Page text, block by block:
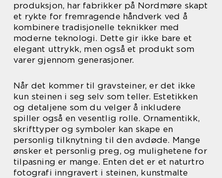
produksjon, har fabrikker på Nordmøre skapt
et rykte for fremragende håndverk ved å
kombinere tradisjonelle teknikker med
moderne teknologi. Dette gir ikke bare et
elegant uttrykk, men også et produkt som
varer gjennom generasjoner.
Når det kommer til gravsteiner, er det ikke
kun steinen i seg selv som teller. Estetikken
og detaljene som du velger å inkludere
spiller også en vesentlig rolle. Ornamentikk,
skrifttyper og symboler kan skape en
personlig tilknytning til den avdøde. Mange
ønsker et personlig preg, og mulighetene for
tilpasning er mange. Enten det er et naturtro
fotografi inngravert i steinen, kunstmalte